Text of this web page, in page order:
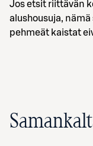
Jos etsit riittävän
alushousuja,
pehmeät kaistat